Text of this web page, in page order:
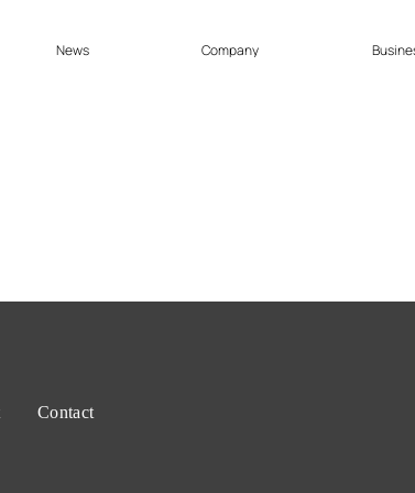
News Company Busine
Contact